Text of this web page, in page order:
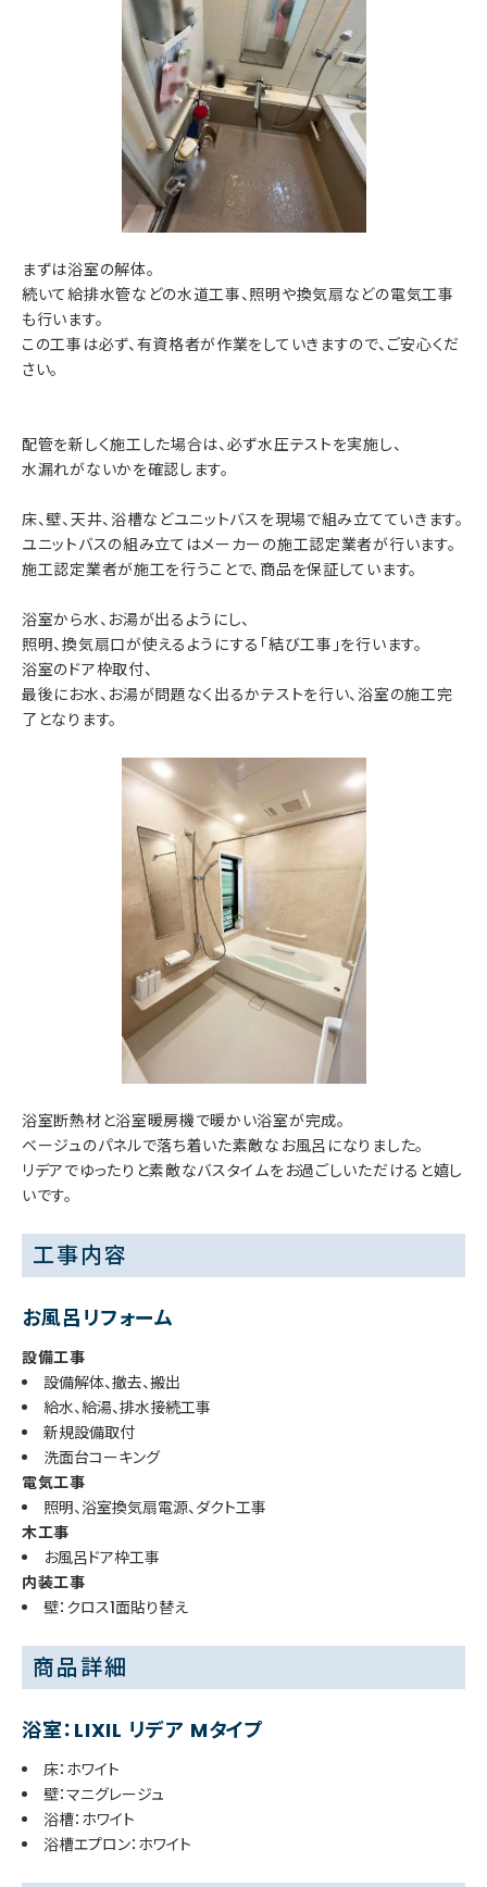
まずは浴室の解体。
続いて給排水管などの水道工事、照明や換気扇などの電気工事
も行います。
この工事は必ず、有資格者が作業をしていきますので、ご安心くだ
さい。
配管を新しく施工した場合は、必ず水圧テストを実施し、
水漏れがないかを確認します。
床、壁、天井、浴槽などユニットバスを現場で組み立てていきます。
ユニットバスの組み立てはメーカーの施工認定業者が行います。
施工認定業者が施工を行うことで、商品を保証しています。
浴室から水、お湯が出るようにし、
照明、換気扇口が使えるようにする「結び工事」を行います。
浴室のドア枠取付、
最後にお水、お湯が問題なく出るかテストを行い、浴室の施工完
了となります。
浴室断熱材と浴室暖房機で暖かい浴室が完成。
ベージュのパネルで落ち着いた素敵なお風呂になりました。
リデアでゆったりと素敵なバスタイムをお過ごしいただけると嬉し
いです。
工事内容
お風呂リフォーム
設備工事
設備解体、撤去、搬出
給水、給湯、排水接続工事
新規設備取付
洗面台コーキング
電気工事
照明、浴室換気扇電源、ダクト工事
木工事
お風呂ドア枠工事
内装工事
壁：クロス1面貼り替え
商品詳細
浴室：LIXIL リデア Mタイプ
床：ホワイト
壁：マニグレージュ
浴槽：ホワイト
浴槽エプロン：ホワイト